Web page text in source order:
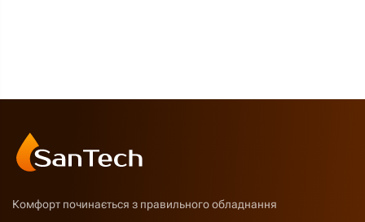
Комфорт починається з правильного обладнання